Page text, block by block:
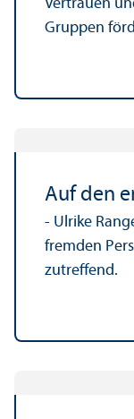
Vertrauen
Gruppen
Auf den
- Ulrike
fremden
zutreffend.